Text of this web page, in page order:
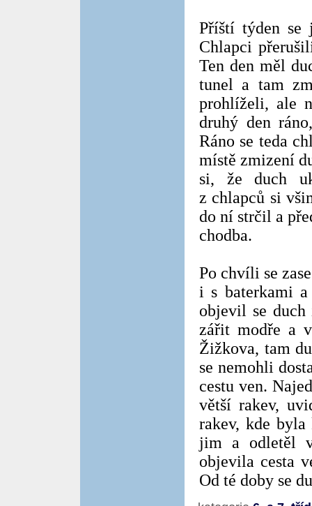
Příští týden se
Chlapci
Ten den měl
tunel a tam
prohlíželi, ale
druhý den
Ráno se teda
místě zmizení
si, že duch
z chlapců si
do ní strčil a
chodba.
Po chvíli se
i s baterkami a
objevil se duch
zářit modře a
Žižkova, tam
se nemohli
cestu ven.
větší rakev,
rakev, kde
jim a odletěl
objevila cesta
Od té doby se